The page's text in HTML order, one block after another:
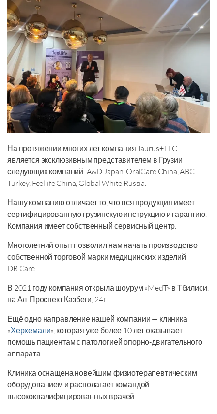
На протяжении многих лет компания Taurus+ LLC
является эксклюзивным представителем в Грузии
следующих компаний: A&D Japan, OralCare China, ABC
Turkey, Feellife China, Global White Russia.
Нашу компанию отличает то, что вся продукция имеет
сертифицированную грузинскую инструкцию и гарантию.
Компания имеет собственный сервисный центр.
Многолетний опыт позволил нам начать производство
собственной торговой марки медицинских изделий
DR.Care.
В 2021 году компания открыла шоурум «MedT» в Тбилиси,
на Ал. Проспект Казбеги, 24г
Ещё одно направление нашей компании — клиника
«Херхемали», которая уже более 10 лет оказывает
помощь пациентам с патологией опорно-двигательного
аппарата
Клиника оснащена новейшим физиотерапевтическим
оборудованием и располагает командой
высококвалифицированных врачей.